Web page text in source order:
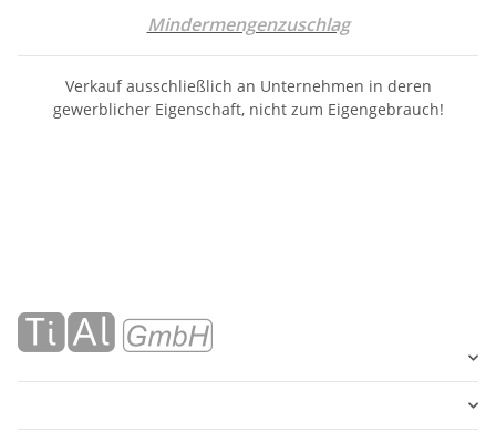
Mindermengenzuschlag
Verkauf ausschließlich an Unternehmen in deren
gewerblicher Eigenschaft, nicht zum Eigengebrauch!